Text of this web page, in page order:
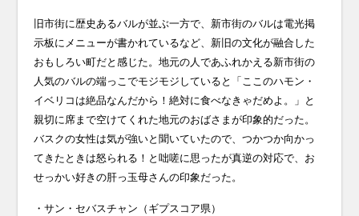
旧市街に歴史あるバルが並ぶ一方で、新市街のバルは電光掲
示板にメニューが書かれているなど、新旧の文化が融合した
おもしろい町だと感じた。地元の人であふれかえる新市街の
人気のバルの端っこでモジモジしていると「ここのハモン・
イベリコは絶品なんだから！絶対に食べなきゃだめよ。」と
親切に席まで空けてくれた地元のおばさまが印象的だった。
バスクの女性は気が強いと聞いていたので、つかつか向かっ
てきたときは怒られる！と咄嗟に思ったが真逆の対応で、お
せっかい好きの肝っ玉母さんの印象だった。
・サン・セバスチャン（ギプスコア県）